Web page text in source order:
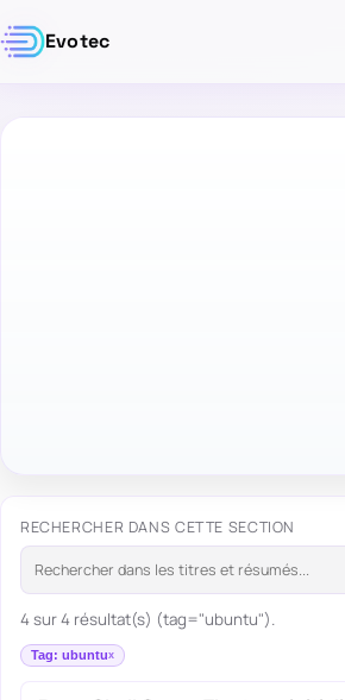
Evotec
RECHERCHER DANS CETTE SECTION
4 sur 4 résultat(s) (tag="ubuntu").
Tag: ubuntu